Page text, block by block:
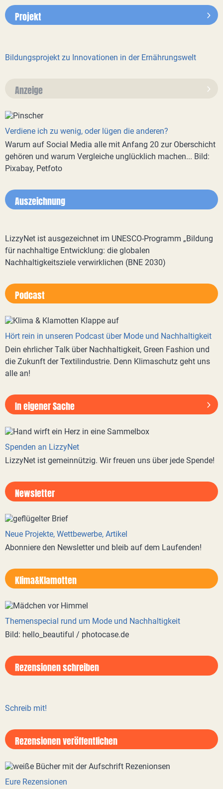
Projekt
Bildungsprojekt zu Innovationen in der Ernährungswelt
Anzeige
Verdiene ich zu wenig, oder lügen die anderen?
Warum auf Social Media alle mit Anfang 20 zur Oberschicht
gehören und warum Vergleiche unglücklich machen... Bild:
Pixabay, Petfoto
Auszeichnung
LizzyNet ist ausgezeichnet im UNESCO-Programm „Bildung
für nachhaltige Entwicklung: die globalen
Nachhaltigkeitsziele verwirklichen (BNE 2030)
Podcast
Hört rein in unseren Podcast über Mode und Nachhaltigkeit
Dein ehrlicher Talk über Nachhaltigkeit, Green Fashion und
die Zukunft der Textilindustrie. Denn Klimaschutz geht uns
alle an!
In eigener Sache
Spenden an LizzyNet
LizzyNet ist gemeinnützig. Wir freuen uns über jede Spende!
Newsletter
Neue Projekte, Wettbewerbe, Artikel
Abonniere den Newsletter und bleib auf dem Laufenden!
Klima&Klamotten
Themenspecial rund um Mode und Nachhaltigkeit
Bild: hello_beautiful / photocase.de
Rezensionen schreiben
Schreib mit!
Rezensionen veröffentlichen
Eure Rezensionen